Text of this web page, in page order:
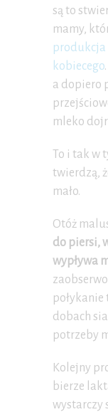
są to
mamy,
produkcja
kobiecego
a dopiero
mleko
To i tak w
twierdzą,
mało.
Otóż
do piersi,
wypływa
połykanie
dobach
potrzeby
Kolejny
bierze
wystarczy